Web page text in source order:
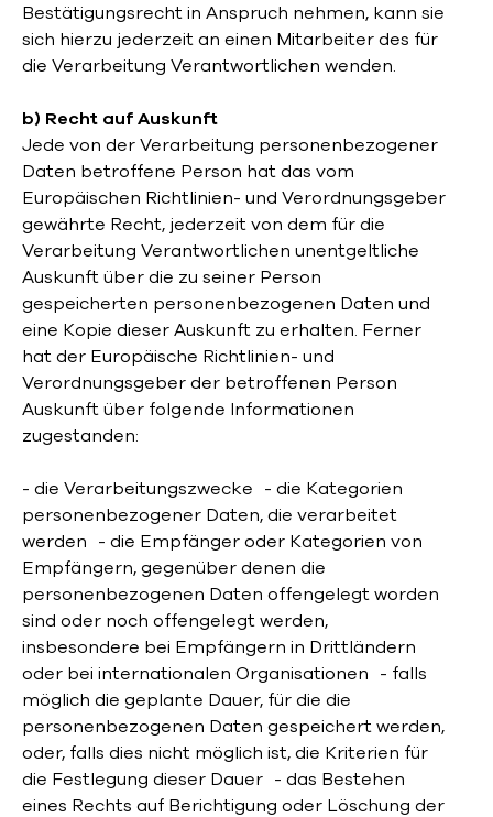
Bestätigungsrecht in Anspruch nehmen, kann sie
sich hierzu jederzeit an einen Mitarbeiter des für
die Verarbeitung Verantwortlichen wenden.
b) Recht auf Auskunft
Jede von der Verarbeitung personenbezogener
Daten betroffene Person hat das vom
Europäischen Richtlinien- und Verordnungsgeber
gewährte Recht, jederzeit von dem für die
Verarbeitung Verantwortlichen unentgeltliche
Auskunft über die zu seiner Person
gespeicherten personenbezogenen Daten und
eine Kopie dieser Auskunft zu erhalten. Ferner
hat der Europäische Richtlinien- und
Verordnungsgeber der betroffenen Person
Auskunft über folgende Informationen
zugestanden:
- die Verarbeitungszwecke - die Kategorien
personenbezogener Daten, die verarbeitet
werden - die Empfänger oder Kategorien von
Empfängern, gegenüber denen die
personenbezogenen Daten offengelegt worden
sind oder noch offengelegt werden,
insbesondere bei Empfängern in Drittländern
oder bei internationalen Organisationen - falls
möglich die geplante Dauer, für die die
personenbezogenen Daten gespeichert werden,
oder, falls dies nicht möglich ist, die Kriterien für
die Festlegung dieser Dauer - das Bestehen
eines Rechts auf Berichtigung oder Löschung der